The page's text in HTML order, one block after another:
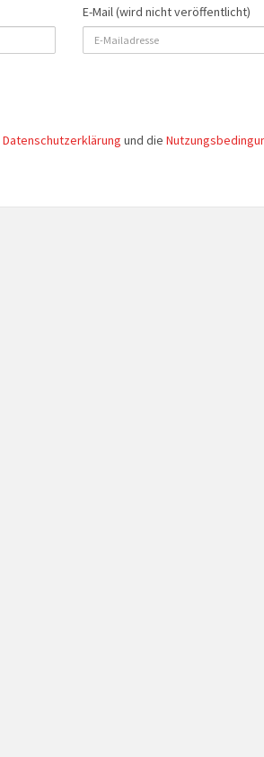
E-Mail (wird nicht veröffentlicht)
Datenschutzerklärung und die